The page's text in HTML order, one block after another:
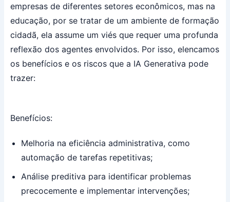
empresas de diferentes setores econômicos, mas na
educação, por se tratar de um ambiente de formação
cidadã, ela assume um viés que requer uma profunda
reflexão dos agentes envolvidos. Por isso, elencamos
os benefícios e os riscos que a IA Generativa pode
trazer:
Benefícios:
Melhoria na eficiência administrativa, como
automação de tarefas repetitivas;
Análise preditiva para identificar problemas
precocemente e implementar intervenções;